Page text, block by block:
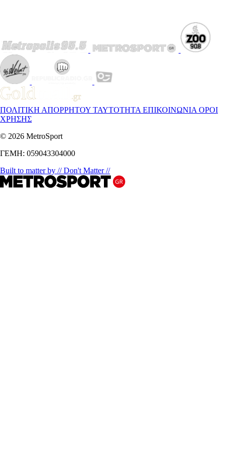
ΠΟΛΙΤΙΚΗ ΑΠΟΡΡΗΤΟΥ ΤΑΥΤΟΤΗΤΑ ΕΠΙΚΟΙΝΩΝΙΑ ΟΡΟΙ
ΧΡΗΣΗΣ
© 2026 MetroSport
ΓΕΜΗ: 059043304000
Built to matter by // Don't Matter //